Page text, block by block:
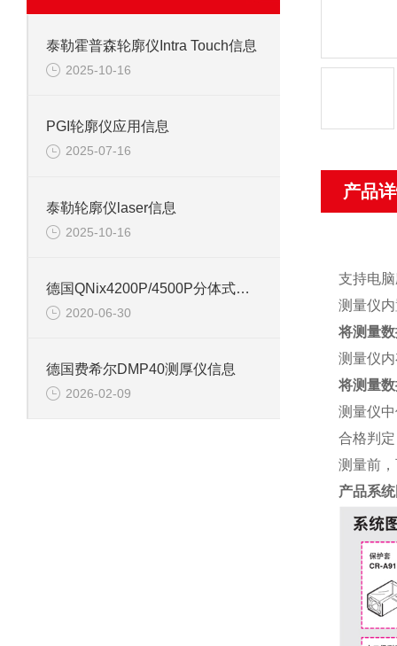
泰勒霍普森轮廓仪Intra Touch信息
2025-10-16
PGI轮廓仪应用信息
2025-07-16
泰勒轮廓仪laser信息
2025-10-16
德国QNix4200P/4500P分体式表面涂层测厚仪操作说明
2020-06-30
德国费希尔DMP40测厚仪信息
2026-02-09
产品
支持电
测量仪
将测量
测量仪
将测量
测量仪
合格判定
测量前
产品系